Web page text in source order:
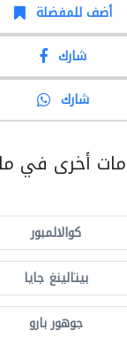
أضف للمفضلة
شارك
شارك
أخرى في
كوالالمبور
بيتالينغ جايا
جوهور بارو